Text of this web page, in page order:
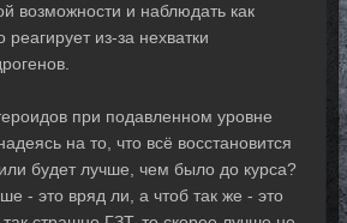
возможности и наблюдать как
реагирует из-за нехватки
при подавленном уровне
на то, что всё восстановится
будет лучше, чем было до курса?
- это вряд ли, а чтоб так же - это